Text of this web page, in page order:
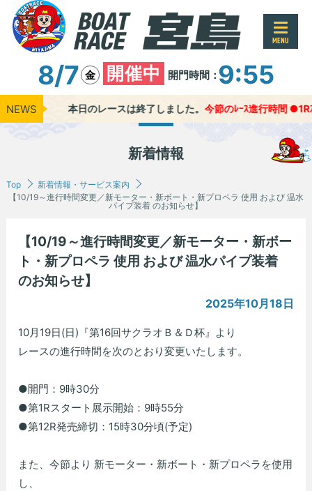
MENU
8/7 金 開催中 開門時間：9:55
NEWS 本日のレースは終了しました。今節のﾚｰｽ進行時間 ●1Rｽﾀｰ
新着情報
Top
新着情報・サービス案内
【10/19～進行時間変更／新モーター・新ボート・新プロペラ 使用 および 温水
パイプ装着 のお知らせ】
【10/19～進行時間変更／新モーター・新ボー
ト・新プロペラ 使用 および 温水パイプ装着
のお知らせ】
2025年10月18日
10月19日(日)『第16回サクラオＢ＆Ｄ杯』より
レースの進行時間を次のとおり変更いたします。
●開門：9時30分
●第1Rスタート展示開始：9時55分
●第12R発売締切：15時30分頃(予定)
また、今節より 新モーター・新ボート・新プロペラを使用
し、